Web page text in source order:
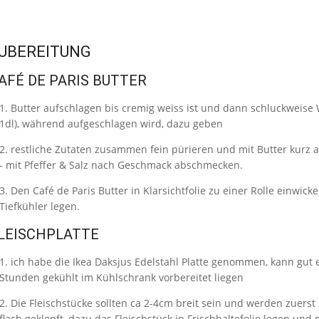
DE PARIS BUTTER
Butter aufschlagen bis cremig weiss ist und dann schluckweise
während aufgeschlagen wird, dazu geben
restliche Zutaten zusammen fein pürieren und mit Butter kurz
mit Pfeffer & Salz nach Geschmack abschmecken.
Den Café de Paris Butter in Klarsichtfolie zu einer Rolle
legen.
ich habe die Ikea Daksjus Edelstahl Platte genommen, kann gut
gekühlt im Kühlschrank vorbereitet liegen
Die Fleischstücke sollten ca 2-4cm breit sein und werden zuerst